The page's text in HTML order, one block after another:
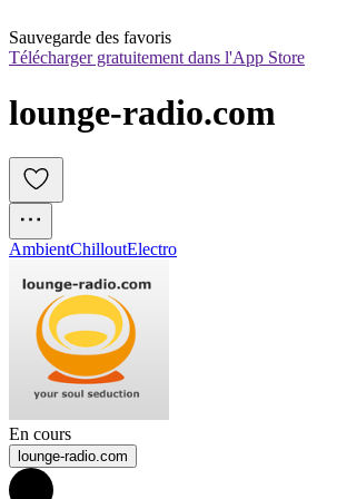
Sauvegarde des favoris
Télécharger gratuitement dans l'App Store
lounge-radio.com
AmbientChilloutElectro
En cours
lounge-radio.com